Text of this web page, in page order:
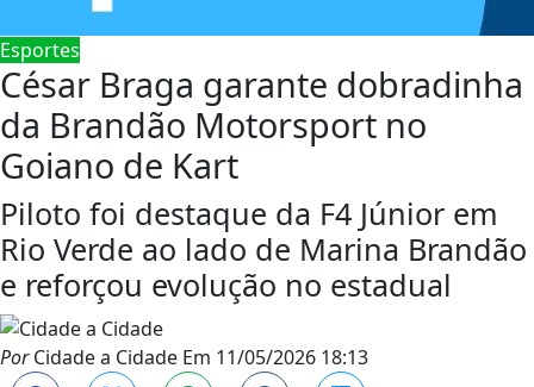
Esportes
César Braga garante dobradinha
da Brandão Motorsport no
Goiano de Kart
Piloto foi destaque da F4 Júnior em
Rio Verde ao lado de Marina Brandão
e reforçou evolução no estadual
PorCidade a Cidade Em 11/05/2026 18:13